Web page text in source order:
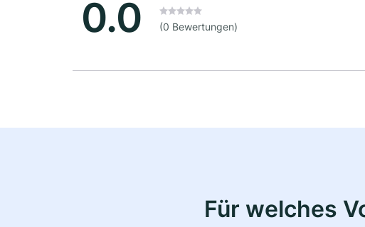
0.0 (0 Bewertungen)
Für welches